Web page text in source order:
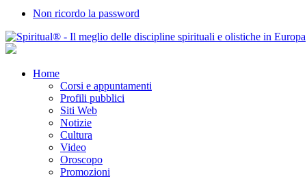
Non ricordo la password
Home
Corsi e appuntamenti
Profili pubblici
Siti Web
Notizie
Cultura
Video
Oroscopo
Promozioni